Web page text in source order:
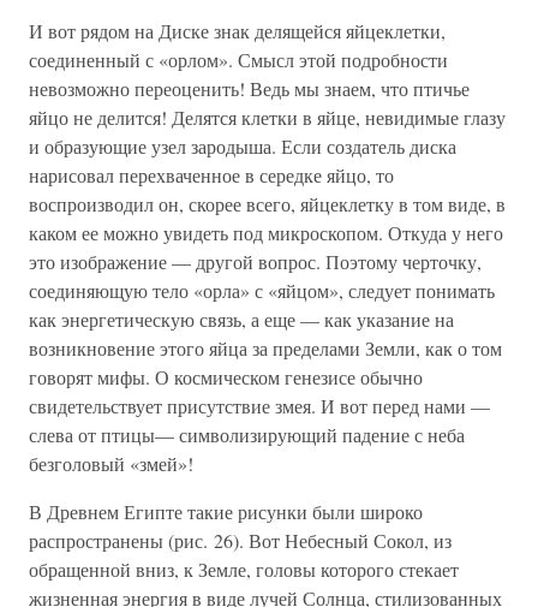
И вот рядом на Диске знак делящейся яйцеклетки,
соединенный с «орлом». Смысл этой подробности
невозможно переоценить! Ведь мы знаем, что птичье
яйцо не делится! Делятся клетки в яйце, невидимые глазу
и образующие узел зародыша. Если создатель диска
нарисовал перехваченное в середке яйцо, то
воспроизводил он, скорее всего, яйцеклетку в том виде, в
каком ее можно увидеть под микроскопом. Откуда у него
это изображение — другой вопрос. Поэтому черточку,
соединяющую тело «орла» с «яйцом», следует понимать
как энергетическую связь, а еще — как указание на
возникновение этого яйца за пределами Земли, как о том
говорят мифы. О космическом генезисе обычно
свидетельствует присутствие змея. И вот перед нами —
слева от птицы— символизирующий падение с неба
безголовый «змей»!
В Древнем Египте такие рисунки были широко
распространены (рис. 26). Вот Небесный Сокол, из
обращенной вниз, к Земле, головы которого стекает
жизненная энергия в виде лучей Солнца, стилизованных